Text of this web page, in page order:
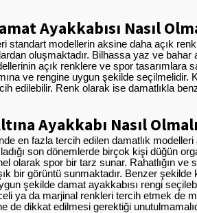
Ayakkabısı Nasıl
standart modellerin aksine daha açık
oluşmaktadır. Bilhassa yaz ve bahar
açık renklere ve spor tasarımlara
ve rengine uygun şekilde seçilmelidir.
edilebilir. Renk olarak ise damatlıkla
Ayakkabı Nasıl
en fazla tercih edilen damatlık
son dönemlerde birçok kişi düğün
olarak spor bir tarz sunar. Rahatlığın ve
bir görüntü sunmaktadır. Benzer
şekilde damat ayakkabısı rengi
ya da marjinal renkleri tercih etmek de
de dikkat edilmesi gerektiği